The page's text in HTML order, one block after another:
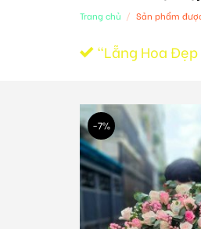
Trang chủ / Sản phẩm
“Lẵng Hoa
-7%